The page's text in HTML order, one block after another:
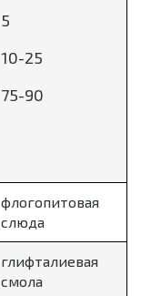
5
10-25
75-90
флогопитовая
слюда
глифталиевая
смола